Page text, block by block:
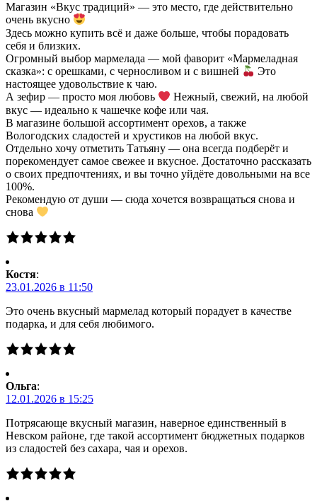
Магазин «Вкус традиций» — это место, где действительно
очень вкусно
Здесь можно купить всё и даже больше, чтобы порадовать
себя и близких.
Огромный выбор мармелада — мой фаворит «Мармеладная
сказка»: с орешками, с черносливом и с вишней
Это
настоящее удовольствие к чаю.
А зефир — просто моя любовь
Нежный, свежий, на любой
вкус — идеально к чашечке кофе или чая.
В магазине большой ассортимент орехов, а также
Вологодских сладостей и хрустиков на любой вкус.
Отдельно хочу отметить Татьяну — она всегда подберёт и
порекомендует самое свежее и вкусное. Достаточно рассказать
о своих предпочтениях, и вы точно уйдёте довольными на все
100%.
Рекомендую от души — сюда хочется возвращаться снова и
снова
Костя:
23.01.2026 в 11:50
Это очень вкусный мармелад который порадует в качестве
подарка, и для себя любимого.
Ольга:
12.01.2026 в 15:25
Потрясающе вкусный магазин, наверное единственный в
Невском районе, где такой ассортимент бюджетных подарков
из сладостей без сахара, чая и орехов.